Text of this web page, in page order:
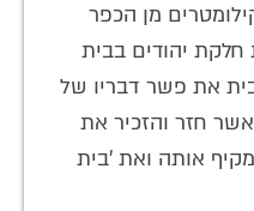
מן הכפר
יהודים בבית
את פשר דבריו של
חזר והזכיר את
אותה ואת 'בית